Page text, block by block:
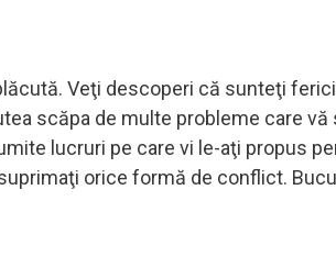
Veţi descoperi că sunteţi
scăpa de multe probleme care
lucruri pe care vi le-aţi propus
orice formă de conflict.